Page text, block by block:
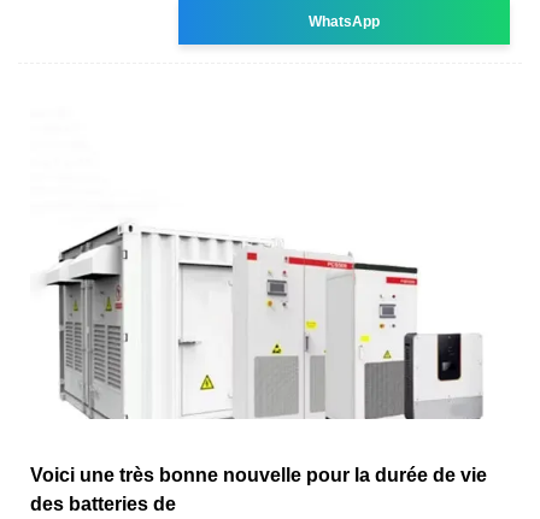
WhatsApp
Voici une très bonne nouvelle pour la durée de vie
des batteries de